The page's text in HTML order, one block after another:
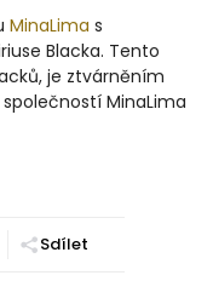
MinaLima s
Blacka. Tento
je ztvárněním
MinaLima
Sdílet